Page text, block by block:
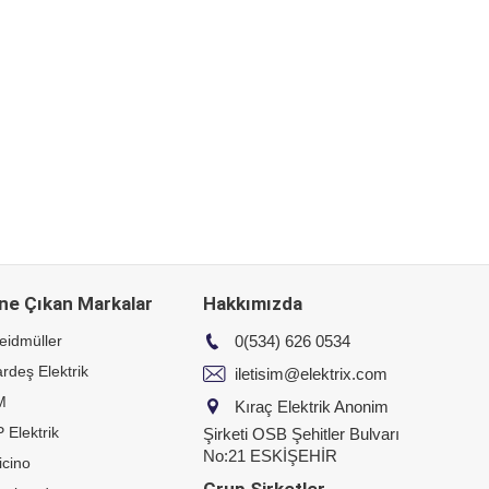
Çıkan Markalar
Elektrik
Elektrik
Hakkımızda
0(534) 626 0534
iletisim@elektrix.com
Kıraç Elektrik Anonim
Şirketi OSB Şehitler Bulvarı
No:21 ESKİŞEHİR